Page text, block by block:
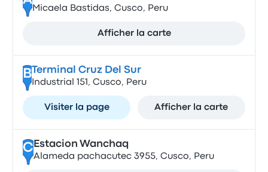
Micaela Bastidas, Cusco, Peru
Afficher la carte
B Terminal Cruz Del Sur
Industrial 151, Cusco, Peru
Visiter la page Afficher la carte
CEstacion Wanchaq
Alameda pachacutec 3955, Cusco, Peru